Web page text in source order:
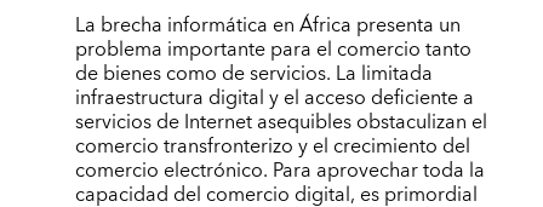
La brecha informática en África presenta un
problema importante para el comercio tanto
de bienes como de servicios. La limitada
infraestructura digital y el acceso deficiente a
servicios de Internet asequibles obstaculizan el
comercio transfronterizo y el crecimiento del
comercio electrónico. Para aprovechar toda la
capacidad del comercio digital, es primordial